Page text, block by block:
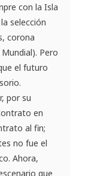
con la Isla
selección
corona
Pero
el futuro
por su
en
al fin;
no fue el
Ahora,
que